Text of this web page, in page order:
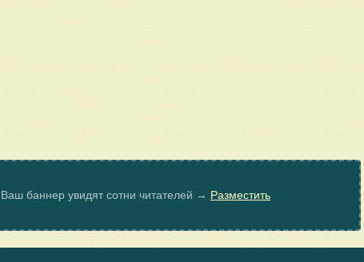
Ваш баннер увидят сотни читателей → Разместить